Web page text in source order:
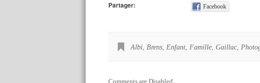
Partager: Facebook
Albi,Brens,Enfant,Famille,Gaillac,
Comments are Disabled